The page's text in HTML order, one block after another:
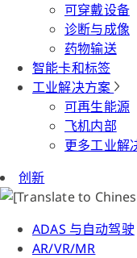
可穿戴设备
诊断与成像
药物输送
智能卡和标签
工业解决方案
可再生能源
飞机内部
更多工业解
创新
ADAS 与自动驾驶
AR/VR/MR